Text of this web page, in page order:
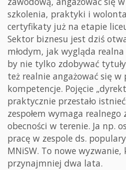
szkolenia, praktyki i
certyfikaty już na etapie
Sektor biznesu jest dziś
młodym, jak wygląda
by nie tylko zdobywać
też realnie angażować się w
kompetencje. Pojęcie
praktycznie przestało
zespołem wymaga
obecności w terenie. Ja np.
pracę w zespole ds.
MNiSW. To nowe
przynajmniej dwa lata.